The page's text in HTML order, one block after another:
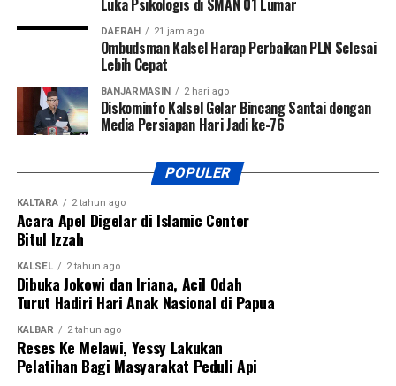
Luka Psikologis di SMAN 01 Lumar
DAERAH 21 jam ago
Ombudsman Kalsel Harap Perbaikan PLN Selesai
Lebih Cepat
BANJARMASIN 2 hari ago
Diskominfo Kalsel Gelar Bincang Santai dengan
Media Persiapan Hari Jadi ke-76
POPULER
KALTARA 2 tahun ago
Acara Apel Digelar di Islamic Center
Bitul Izzah
KALSEL 2 tahun ago
Dibuka Jokowi dan Iriana, Acil Odah
Turut Hadiri Hari Anak Nasional di Papua
KALBAR 2 tahun ago
Reses Ke Melawi, Yessy Lakukan
Pelatihan Bagi Masyarakat Peduli Api